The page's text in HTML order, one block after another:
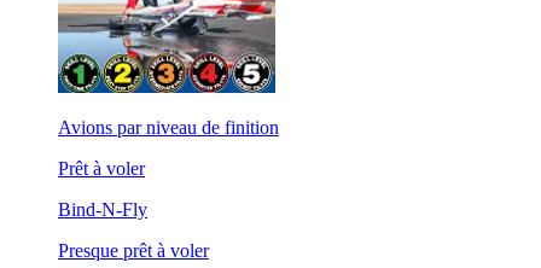
Avions par niveau de finition
Prêt à voler
Bind-N-Fly
Presque prêt à voler